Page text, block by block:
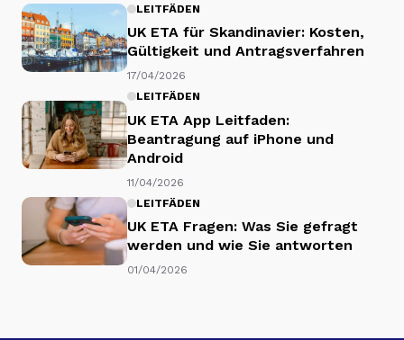
LEITFÄDEN
UK ETA für Skandinavier: Kosten,
Gültigkeit und Antragsverfahren
17/04/2026
LEITFÄDEN
UK ETA App Leitfaden:
Beantragung auf iPhone und
Android
11/04/2026
LEITFÄDEN
UK ETA Fragen: Was Sie gefragt
werden und wie Sie antworten
01/04/2026